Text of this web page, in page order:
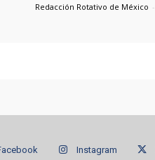
Redacción Rotativo de México -
Instagram